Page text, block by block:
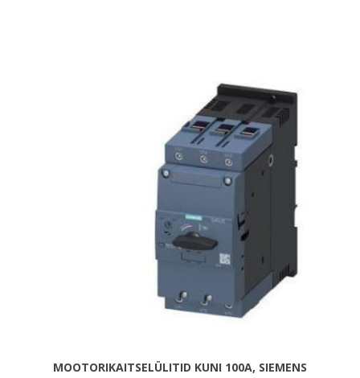
MOOTORIKAITSELÜLITID KUNI 100A, SIEMENS